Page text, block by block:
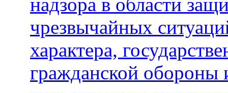
чрезвычайных
характера,
гражданской обороны